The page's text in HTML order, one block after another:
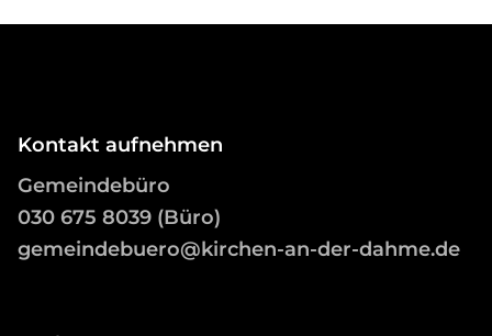
Kontakt aufnehmen
Gemeindebüro
030 675 8039 (Büro)
gemeindebuero@kirchen-an-der-dahme.de